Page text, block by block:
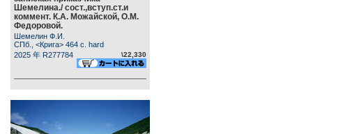
Шемелина./ сост.,вступ.ст.и
коммент. К.А. Можайской, О.М.
Федоровой.
Шемелин Ф.И.
СПб., <Крига> 464 c. hard
2025 年 R277784
\22,330